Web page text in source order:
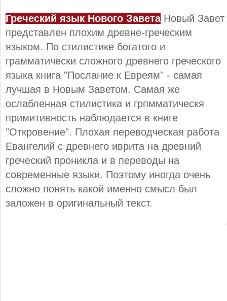
Греческий язык Нового Завета Новый Завет
представлен плохим древне-греческим
языком. По стилистике богатого и
грамматически сложного древнего греческого
языка книга "Послание к Евреям" - самая
лучшая в Новым Заветом. Самая же
ослабленная стилистика и грпмматическя
примитивность наблюдается в книге
"Откровение". Плохая переводческая работа
Евангелий с древнего иврита на древний
греческий проникла и в переводы на
современные языки. Поэтому иногда очень
сложно понять какой именно смысл был
заложен в оригинальный текст.